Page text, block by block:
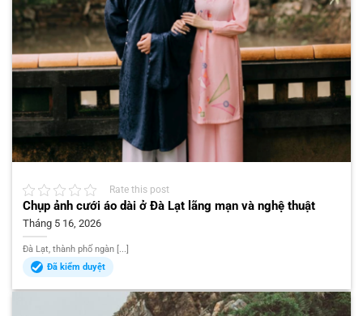
Rate this post
Chụp ảnh cưới áo dài ở Đà Lạt lãng mạn và nghệ thuật
Tháng 5 16, 2026
Đà Lạt, thành phố ngàn [...]
Đã kiểm duyệt